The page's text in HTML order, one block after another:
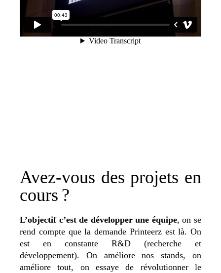
Avez-vous des projets en
cours ?
L’objectif c’est de développer une équipe, on se
rend compte que la demande Printeerz est là. On
est en constante R&D (recherche et
développement). On améliore nos stands, on
améliore tout, on essaye de révolutionner le